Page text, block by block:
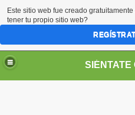
SIÉNTATE
Este sitio web fue creado gratuitamente
tener tu propio sitio web?